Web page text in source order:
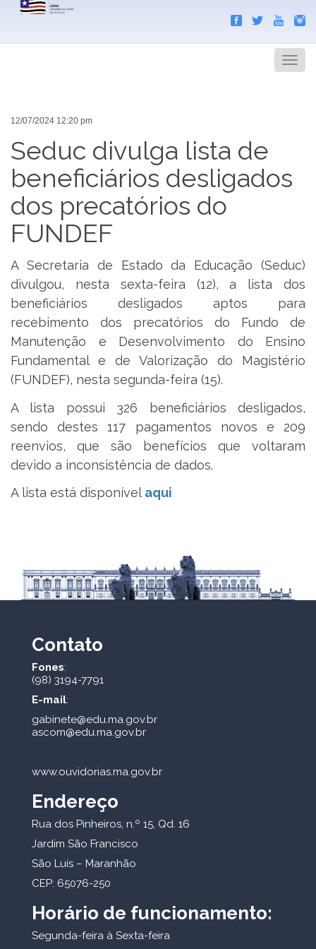
Menu
12/07/2024 12:20 pm
Seduc divulga lista de
beneficiários desligados
dos precatórios do
FUNDEF
A Secretaria de Estado da Educação (Seduc)
divulgou, nesta sexta-feira (12), a lista dos
beneficiários desligados aptos para
recebimento dos precatórios do Fundo de
Manutenção e Desenvolvimento do Ensino
Fundamental e de Valorização do Magistério
(FUNDEF), nesta segunda-feira (15).
A lista possui 326 beneficiários desligados,
sendo destes 117 pagamentos novos e 209
reenvios, que são benefícios que voltaram
devido a inconsistência de dados.
A lista está disponível aqui
Contato
Fones:
(98) 3194-7791
E-mail:
gabinete@edu.ma.gov.br
ascom@edu.ma.gov.br
www.ouvidorias.ma.gov.br
Endereço
Rua dos Pinheiros, n.º 15, Qd. 16
Jardim São Francisco
São Luís – Maranhão
CEP: 65076-250
Horário de funcionamento:
Segunda-feira à Sexta-feira